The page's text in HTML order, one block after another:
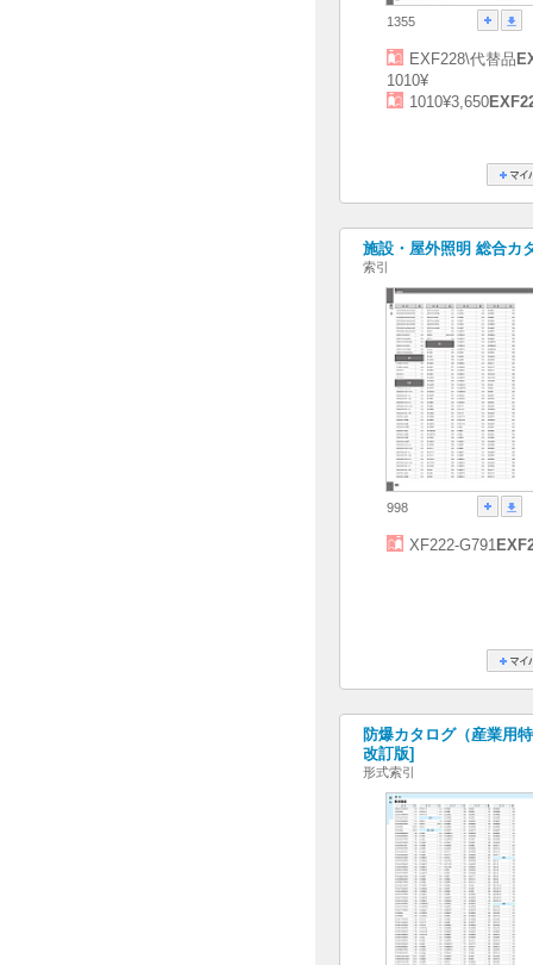
1355
EXF228\代替品
1010¥
1010¥3,650
施設・屋外照明 総合カ
索引
998
XF222-G791
防爆カタログ（産業用
改訂版]
形式索引